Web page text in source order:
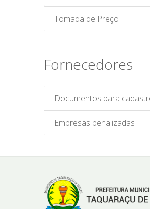
Tomada de Preço
Fornecedores
Documentos para
Empresas penalizadas